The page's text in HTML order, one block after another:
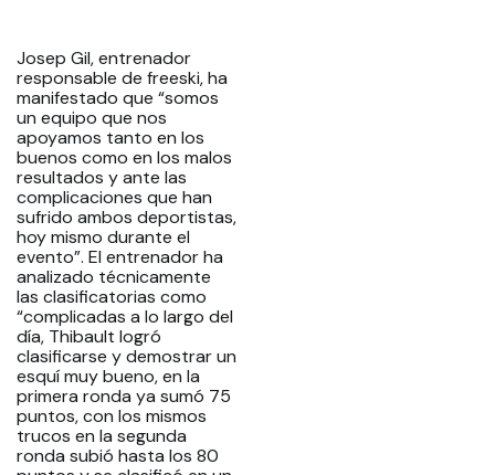
Josep Gil, entrenador
responsable de freeski, ha
manifestado que “somos
un equipo que nos
apoyamos tanto en los
buenos como en los malos
resultados y ante las
complicaciones que han
sufrido ambos deportistas,
hoy mismo durante el
evento”. El entrenador ha
analizado técnicamente
las clasificatorias como
“complicadas a lo largo del
día, Thibault logró
clasificarse y demostrar un
esquí muy bueno, en la
primera ronda ya sumó 75
puntos, con los mismos
trucos en la segunda
ronda subió hasta los 80